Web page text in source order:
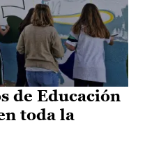
de Educación
toda la